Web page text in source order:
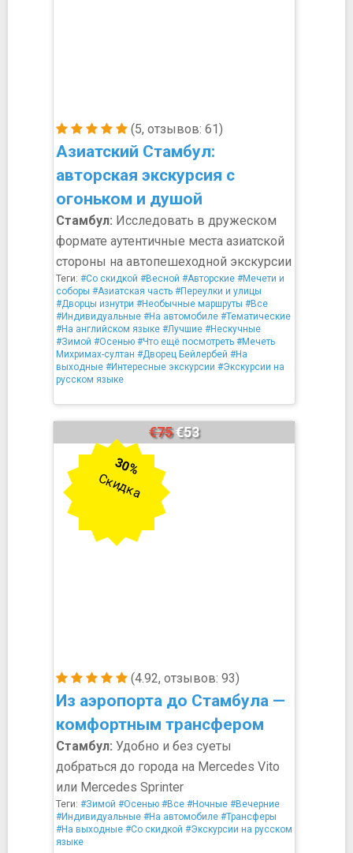
(5, отзывов: 61)
Азиатский Стамбул:
авторская экскурсия с
огоньком и душой
Стамбул: Исследовать в дружеском
формате аутентичные места азиатской
стороны на автопешеходной экскурсии
Теги: #Со скидкой #Весной #Авторские #Мечети и
соборы #Азиатская часть #Переулки и улицы
#Дворцы изнутри #Необычные маршруты #Все
#Индивидуальные #На автомобиле #Тематические
#На английском языке #Лучшие #Нескучные
#Зимой #Осенью #Что ещё посмотреть #Мечеть
Михримах-султан #Дворец Бейлербей #На
выходные #Интересные экскурсии #Экскурсии на
русском языке
(4.92, отзывов: 93)
Из аэропорта до Стамбула —
комфортным трансфером
€75€53
30%
Скидка
Стамбул: Удобно и без суеты
добраться до города на Mercedes Vito
или Mercedes Sprinter
Теги: #Зимой #Осенью #Все #Ночные #Вечерние
#Индивидуальные #На автомобиле #Трансферы
#На выходные #Со скидкой #Экскурсии на русском
языке